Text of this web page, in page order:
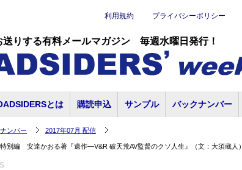
送りする有料メールマガジン 毎週水曜日発行！
利用規約 プライバシーポリシー
とは 購読申込 サンプル バックナンバー
ンバー 2017年07月 配信
別編 安達かおる著『遺作―V&R 破天荒AV監督のクソ人生』（文：大須蔵人）